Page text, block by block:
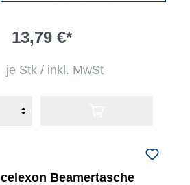
13,79 €*
je Stk / inkl. MwSt
celexon Beamertasche